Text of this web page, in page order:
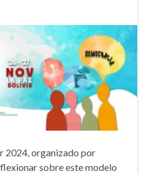
2024, organizado por
sobre este modelo